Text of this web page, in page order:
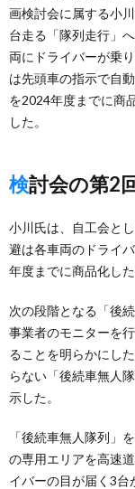
画検討会に属する小
台走る「隊列走行」
両にドライバーが乗
は先頭車の指示で自
を2024年度までに商
した。
検討会の第2
小川氏は、自工会と
避は各車両のドライ
年度までに商品化し
次の段階となる「後
事業者のモニターを
ることを明らかにし
らない「後続車無人
示した。
「後続車無人隊列」
の専用エリアを高速
イバーの目が届く3